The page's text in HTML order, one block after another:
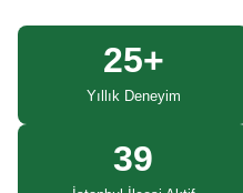
25+
Yıllık Deneyim
39